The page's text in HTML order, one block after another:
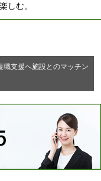
しむ。
支援へ施設とのマッチン